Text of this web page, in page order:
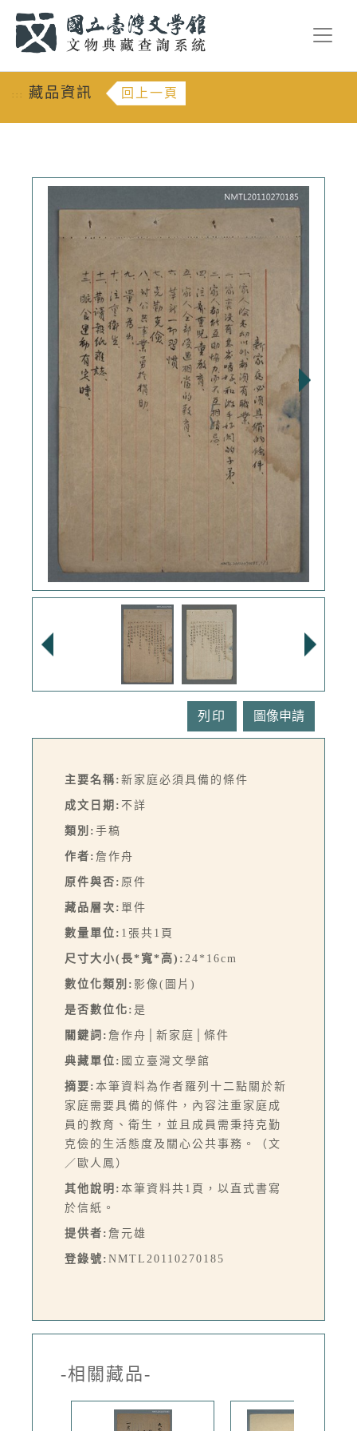
::: 藏品資訊 回上一頁
列印
主要名稱: 新家庭必須具備的條件
成文日期: 不詳
類別: 手稿
作者: 詹作舟
原件與否: 原件
藏品層次: 單件
數量單位: 1張共1頁
尺寸大小(長*寬*高): 24*16cm
數位化類別: 影像(圖片)
是否數位化: 是
關鍵詞: 詹作舟│新家庭│條件
典藏單位: 國立臺灣文學館
摘要: 本筆資料為作者羅列十二點關於新
家庭需要具備的條件，內容注重家庭成
員的教育、衛生，並且成員需秉持克勤
克儉的生活態度及關心公共事務。（文
／歐人鳳）
其他說明: 本筆資料共1頁，以直式書寫
於信紙。
提供者: 詹元雄
登錄號: NMTL20110270185
-相關藏品-